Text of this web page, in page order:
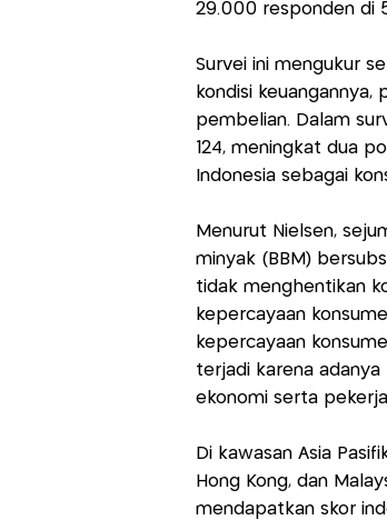
29.000 responden di
Survei ini mengukur
kondisi keuangannya,
pembelian. Dalam
124, meningkat dua
Indonesia sebagai
Menurut Nielsen,
minyak (BBM)
tidak menghentikan
kepercayaan
kepercayaan
terjadi karena
ekonomi serta
Di kawasan Asia
Hong Kong, dan
mendapatkan skor